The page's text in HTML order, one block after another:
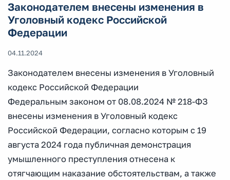
Законодателем внесены изменения в
Уголовный кодекс Российской
Федерации
04.11.2024
Законодателем внесены изменения в Уголовный
кодекс Российской Федерации
Федеральным законом от 08.08.2024 № 218-ФЗ
внесены изменения в Уголовный кодекс
Российской Федерации, согласно которым с 19
августа 2024 года публичная демонстрация
умышленного преступления отнесена к
отягчающим наказание обстоятельствам, а также